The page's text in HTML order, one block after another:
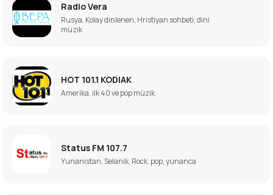
Radio Vera
Rusya, Kolay dinlenen, Hristiyan sohbeti, dini
müzik
HOT 101.1 KODIAK
Amerika, ilk 40 ve pop müzik
Status FM 107.7
Yunanistan, Selanik, Rock, pop, yunanca